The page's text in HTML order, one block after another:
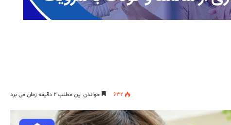
632 خواندن این مطلب ۲ دقیقه زمان می برد